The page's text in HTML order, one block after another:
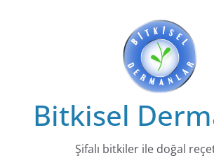
Bitkisel
Şifalı bitkiler ile doğal